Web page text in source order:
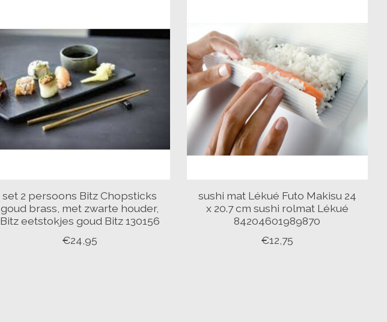
set 2 persoons Bitz Chopsticks
goud brass, met zwarte houder,
Bitz eetstokjes goud Bitz 130156
€24,95
sushi mat Lékué Futo Makisu 24
x 20.7 cm sushi rolmat Lékué
84204601989870
€12,75